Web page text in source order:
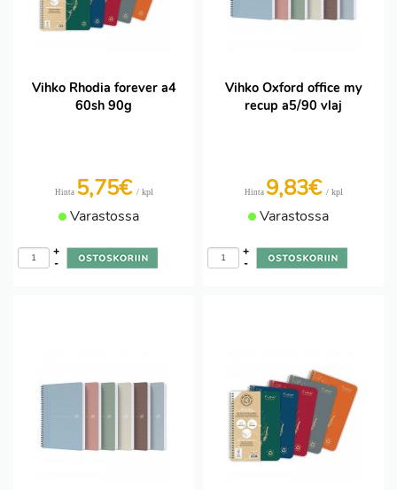
Vihko Rhodia forever a4
60sh 90g
Hinta 5,75€ / kpl
Varastossa
-
+
Vihko Oxford office my
recup a5/90 vlaj
Hinta 9,83€ / kpl
Varastossa
-
+